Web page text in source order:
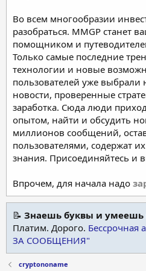
Во всем многообразии
разобраться. MMGP станет
помощником и
Только самые последние
технологии и новые
пользователей уже выбрали
новости, проверенные
заработка. Сюда люди
опытом, найти и обсудить
миллионов сообщений,
пользователями, содержат
знания. Присоединяйтесь и
Впрочем, для начала надо
📝 Знаешь буквы и умеешь
Платим. Дорого. Бессрочная
ЗА СООБЩЕНИЯ"
cryptononame